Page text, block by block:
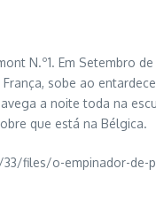
N.º1. Em Setembro
sobe ao
a noite toda na
que está na Bélgica.